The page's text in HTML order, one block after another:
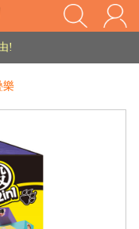
家長樂了!「風車書版集團暨FOOD超人企業總部」目前正興建中!
!
物流程說明』
!
樂